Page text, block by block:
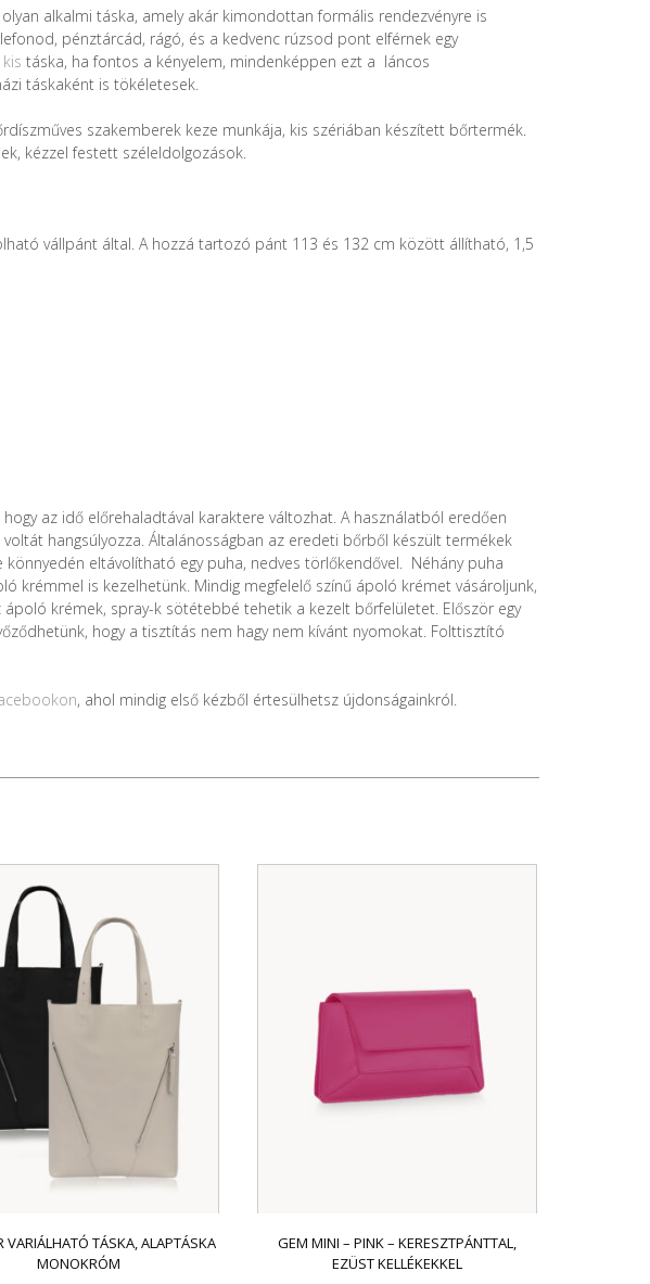
alkalmi táska, amely akár kimondottan formális rendezvényre is
pénztárcád, rágó, és a kedvenc rúzsod pont elférnek egy
kis táska, ha fontos a kényelem, mindenképpen ezt a láncos
táskaként is tökéletesek.
szakemberek keze munkája, kis szériában készített bőrtermék.
kézzel festett széleldolgozások.
vállpánt által. A hozzá tartozó pánt 113 és 132 cm között állítható, 1,5
az idő előrehaladtával karaktere változhat. A használatból eredően
hangsúlyozza. Általánosságban az eredeti bőrből készült termékek
eltávolítható egy puha, nedves törlőkendővel. Néhány puha
krémmel is kezelhetünk. Mindig megfelelő színű ápoló krémet vásároljunk,
krémek, spray-k sötétebbé tehetik a kezelt bőrfelületet. Először egy
hogy a tisztítás nem hagy nem kívánt nyomokat. Folttisztító
, ahol mindig első kézből értesülhetsz újdonságainkról.
VARIÁLHATÓ TÁSKA, ALAPTÁSKA
MONOKRÓM
GEM MINI – PINK – KERESZTPÁNTTAL,
EZÜST KELLÉKEKKEL